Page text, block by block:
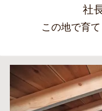
社
この地で育